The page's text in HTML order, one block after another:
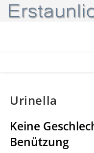
Zum
Inhalt
Urinella
Keine
Benützung